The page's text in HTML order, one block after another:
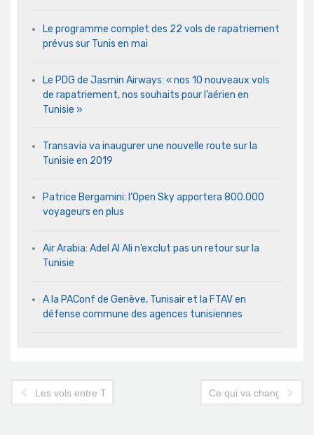
Le programme complet des 22 vols de rapatriement
prévus sur Tunis en mai
Le PDG de Jasmin Airways: « nos 10 nouveaux vols
de rapatriement, nos souhaits pour l’aérien en
Tunisie »
Transavia va inaugurer une nouvelle route sur la
Tunisie en 2019
Patrice Bergamini: l’Open Sky apportera 800.000
voyageurs en plus
Air Arabia: Adel Al Ali n’exclut pas un retour sur la
Tunisie
A la PAConf de Genève, Tunisair et la FTAV en
défense commune des agences tunisiennes
Les vols entre Tunis et Paris maintenus aujourd'hui
Ce qui va changer